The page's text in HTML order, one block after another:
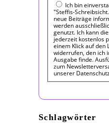
Ich bin
"Steffis-
neue Beiträge
werden
genutzt. Ich kann
jederzeit kostenlos
einem Klick auf den
widerrufen, den ich
Ausgabe finde.
zum
unserer
Schlagwörter